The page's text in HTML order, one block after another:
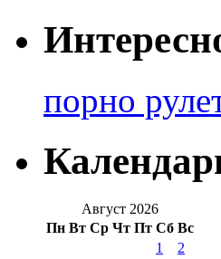
порно
Август 2026
Пн Вт Ср Чт Пт Сб Вс
1
2